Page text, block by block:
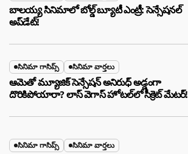
బాలయ్య సినిమాలో బోల్డ్ బ్యూటీ ఎంట్రీ: సెన్సేషనల్
అప్‌డేట్!
సినిమా గాసిప్స్ సినిమా వార్తలు
ఆమెతో మ్యూజిక్ సెన్సేషన్ అనిరుధ్ అడ్డంగా
దొరికిపోయారా? లాస్ వెగాస్ హోటల్‌లో సీక్రెట్ మేటర్!
సినిమా గాసిప్స్ సినిమా వార్తలు